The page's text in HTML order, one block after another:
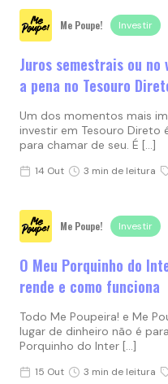
Me Poupe! Investir
Juros semestrais ou no
a pena no Tesouro
Um dos momentos mais
investir em Tesouro Direto
para chamar de seu. É […]
14 Out 3 min de leitura
Me Poupe! Investir
O Meu Porquinho do
rende e como funciona
Todo Me Poupeira! e Me
lugar de dinheiro não é
Porquinho do Inter […]
15 Out 3 min de leitura